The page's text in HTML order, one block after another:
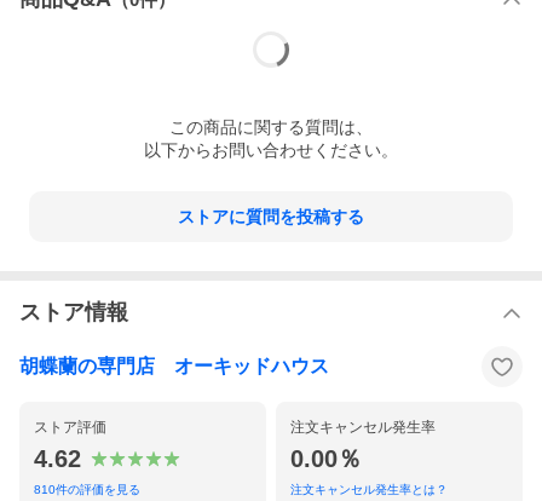
この商品に関する質問は、
以下からお問い合わせください。
ストアに質問を投稿する
ストア情報
胡蝶蘭の専門店 オーキッドハウス
ストア評価
4.62
810件の評価を見る
注文キャンセル発生率
0.00％
注文キャンセル発生率とは？